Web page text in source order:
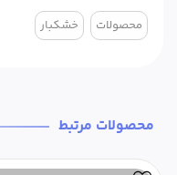
محصولات خشکبار
محصولات مرتبط